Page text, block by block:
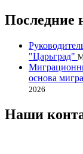
Последние
"Царьград"
основа
2026
Наши